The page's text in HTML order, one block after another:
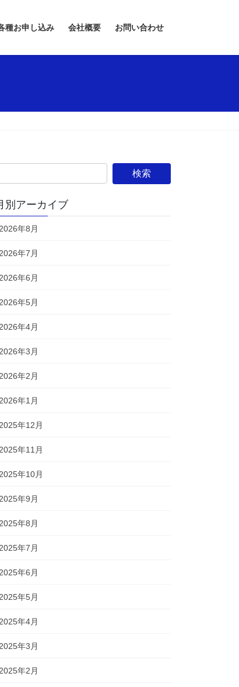
種お申し込み 会社概要 お問い合わせ
別アーカイブ
2026年8月
2026年7月
2026年6月
2026年5月
2026年4月
2026年3月
2026年2月
2026年1月
2025年12月
2025年11月
2025年10月
2025年9月
2025年8月
2025年7月
2025年6月
2025年5月
2025年4月
2025年3月
2025年2月